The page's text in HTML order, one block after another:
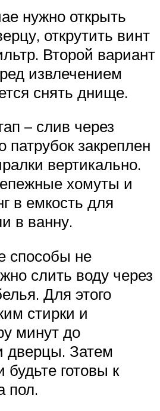
нужно открыть
открутить винт
Второй вариант
извлечением
снять днище.
– слив через
закреплен
вертикально.
хомуты и
в емкость для
в ванну.
способы не
слить воду через
Для этого
стирки и
минут до
дверцы. Затем
будьте готовы к
пол.